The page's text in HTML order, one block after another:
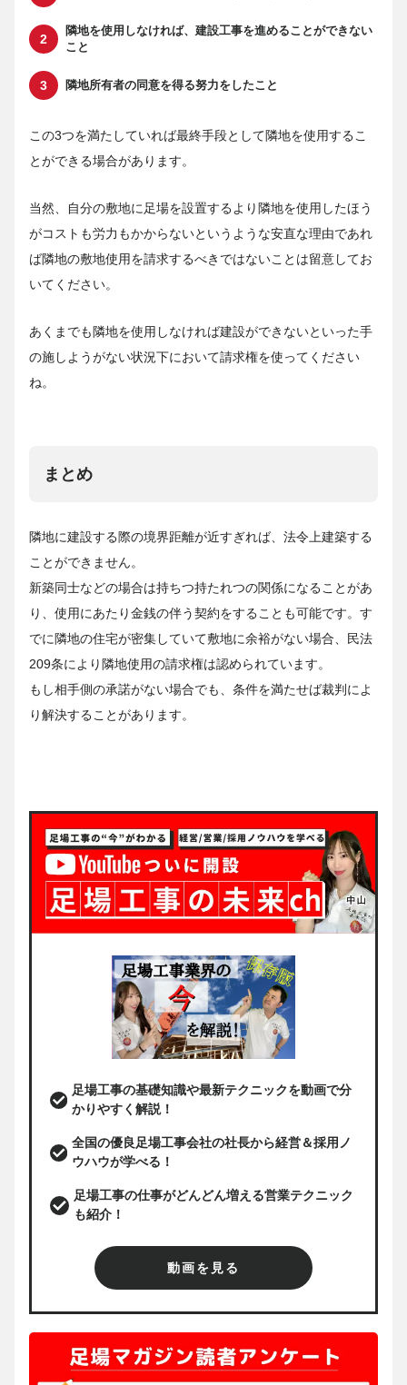
隣地を使用しなければ、建設工事を進めることができない
こと
隣地所有者の同意を得る努力をしたこと
この3つを満たしていれば最終手段として隣地を使用するこ
とができる場合があります。
当然、自分の敷地に足場を設置するより隣地を使用したほう
がコストも労力もかからないというような安直な理由であれ
ば隣地の敷地使用を請求するべきではないことは留意してお
いてください。
あくまでも隣地を使用しなければ建設ができないといった手
の施しようがない状況下において請求権を使ってください
ね。
まとめ
隣地に建設する際の境界距離が近すぎれば、法令上建築する
ことができません。
新築同士などの場合は持ちつ持たれつの関係になることがあ
り、使用にあたり金銭の伴う契約をすることも可能です。す
でに隣地の住宅が密集していて敷地に余裕がない場合、民法
209条により隣地使用の請求権は認められています。
もし相手側の承諾がない場合でも、条件を満たせば裁判によ
り解決することがあります。
足場工事の基礎知識や最新テクニックを動画で分
かりやすく解説！
全国の優良足場工事会社の社長から経営＆採用ノ
ウハウが学べる！
足場工事の仕事がどんどん増える営業テクニック
も紹介！
動画を見る